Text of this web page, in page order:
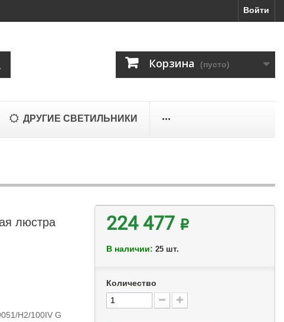
Войти
Корзина (пусто)
ДРУГИЕ СВЕТИЛЬНИКИ ...
люстра
H2/100IV G
224 477 ₽
В наличии: 25 шт.
Количество